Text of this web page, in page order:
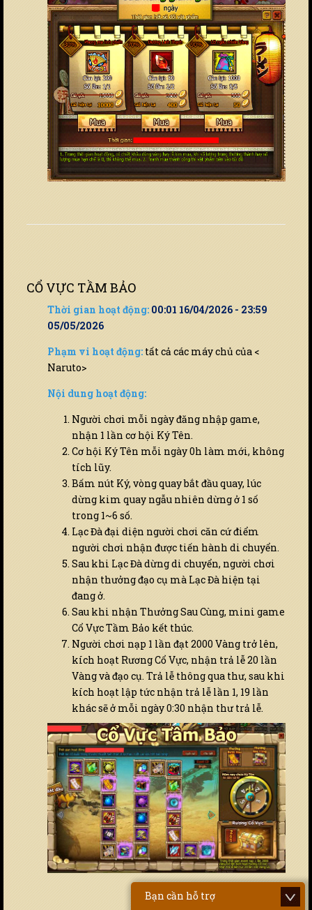
CỔ VỰC TẦM BẢO
Thời gian hoạt động: 00:01 16/04/2026 - 23:59
05/05/2026
Phạm vi hoạt động: tất cả các máy chủ của <
Naruto>
Nội dung hoạt động:
Người chơi mỗi ngày đăng nhập game,
nhận 1 lần cơ hội Ký Tên.
Cơ hội Ký Tên mỗi ngày 0h làm mới, không
tích lũy.
Bấm nút Ký, vòng quay bắt đầu quay, lúc
dừng kim quay ngẫu nhiên dừng ở 1 số
trong 1~6 số.
Lạc Đà đại diện người chơi căn cứ điểm
người chơi nhận được tiến hành di chuyển.
Sau khi Lạc Đà dừng di chuyển, người chơi
nhận thưởng đạo cụ mà Lạc Đà hiện tại
đang ở.
Sau khi nhận Thưởng Sau Cùng, mini game
Cổ Vực Tầm Bảo kết thúc.
Người chơi nạp 1 lần đạt 2000 Vàng trở lên,
kích hoạt Rương Cổ Vực, nhận trả lễ 20 lần
Vàng và đạo cụ. Trả lễ thông qua thư, sau khi
kích hoạt lập tức nhận trả lễ lần 1, 19 lần
khác sẽ ở mỗi ngày 0:30 nhận thư trả lễ.
Bạn cần hỗ trợ